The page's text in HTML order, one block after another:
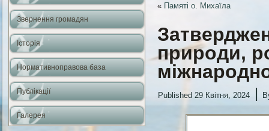
Звернення громадян
Історія
Нормативноправова база
Публікації
Галерея
« Памяті о. Михаїла
природи,
Published 29 Квітня, 2024 |